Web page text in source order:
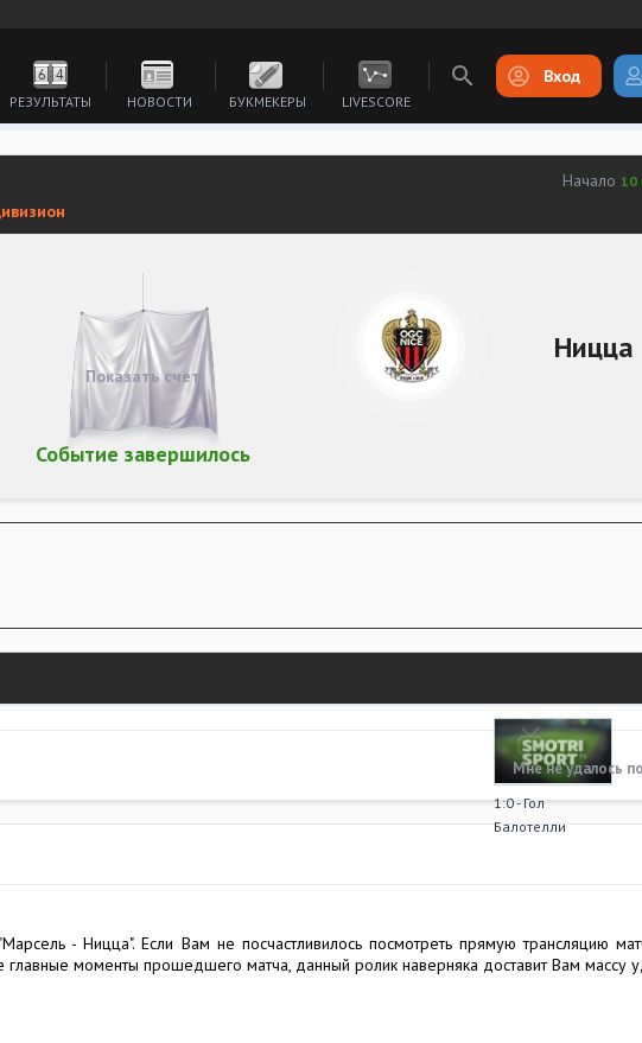
РЕЗУЛЬТАТЫ НОВОСТИ БУКМЕКЕРЫ LIVESCORE
Вход
Начало 10
Ницца
Событие завершилось
Показать счет
1:0 - Гол
Балотелли
Мне не удалось
- Ницца". Если Вам не посчастливилось посмотреть прямую трансляцию
моменты прошедшего матча, данный ролик наверняка доставит Вам массу